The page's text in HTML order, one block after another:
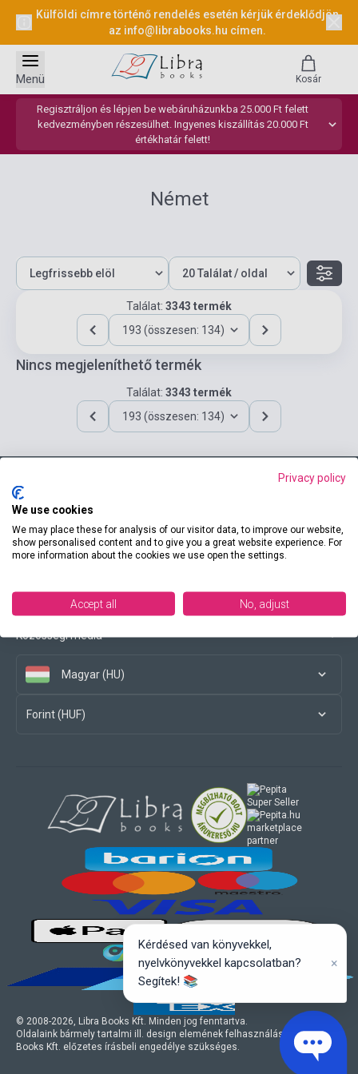
Külföldi címre történő rendelés esetén kérjük érdeklődjön
az info@librabooks.hu címen.
Regisztráljon és lépjen be webáruházunkba 25.000 Ft felett
kedvezményben részesülhet. Ingyenes kiszállítás 20.000 Ft
értékhatár felett!
Menü Kosár
Német
Találat: 3343 termék
193 (összesen: 134)
Nincs megjeleníthető termék
Találat: 3343 termék
193 (összesen: 134)
Elérhetőségeink
Közösségi média
Magyar (HU)
Forint (HUF)
© 2008-2026, Libra Books Kft. Minden jog fenntartva.
Oldalaink bármely tartalmi ill. design elemének felhasználásához a Libra
Books Kft. előzetes írásbeli engedélye szükséges.
marketplace
partner
Privacy policy
We use cookies
We may place these for analysis of our visitor data, to improve our website,
show personalised content and to give you a great website experience. For
more information about the cookies we use open the settings.
Accept all No, adjust
Kérdésed van könyvekkel,
nyelvkönyvekkel kapcsolatban?
Segítek! 📚
×